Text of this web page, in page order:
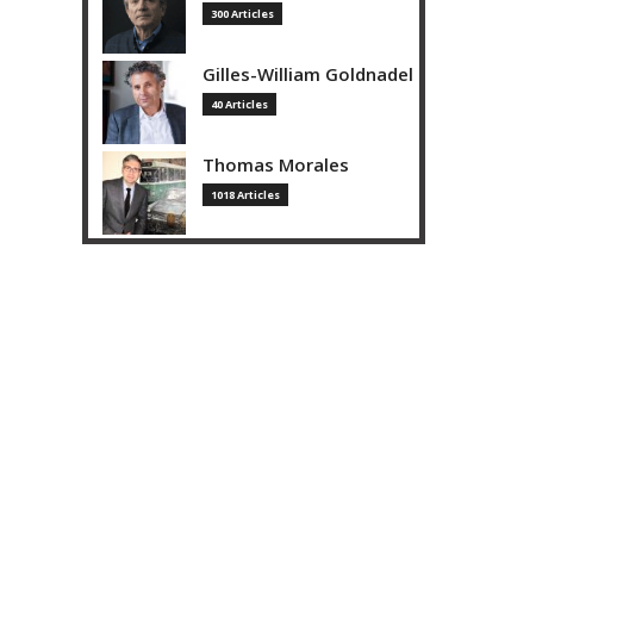
300 Articles
Gilles-William Goldnadel
40 Articles
Thomas Morales
1018 Articles